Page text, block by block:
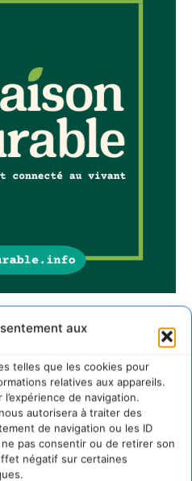
aux
telles que les cookies pour
relatives aux appareils.
de navigation.
autorisera à traiter des
de navigation ou les ID
pas consentir ou de retirer son
négatif sur certaines
perdu sa mémoire
territoire (2020-2026)
aux espèces vivantes
de Zoepolis